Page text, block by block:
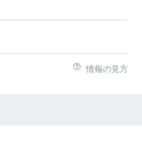
情報の見方